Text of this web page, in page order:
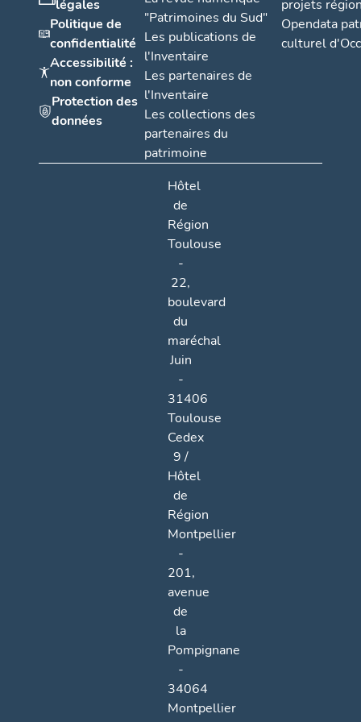
légales
Politique de
confidentialité
Accessibilité :
non conforme
Protection des
données
"Patrimoines du Sud"
Les publications de
l'Inventaire
Les partenaires de
l'Inventaire
Les collections des
partenaires du
patrimoine
projets
Opendata
culturel
Hôtel
de
Région
Toulouse
-
22,
boulevard
du
maréchal
Juin
-
31406
Toulouse
Cedex
9 /
Hôtel
de
Région
Montpellier
-
201,
avenue
de
la
Pompignane
-
34064
Montpellier